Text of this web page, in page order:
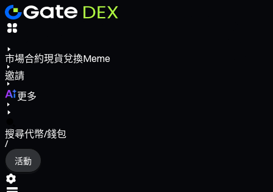
市場合約現貨兌換Meme
邀請
更多
搜尋代幣/錢包
/
活動